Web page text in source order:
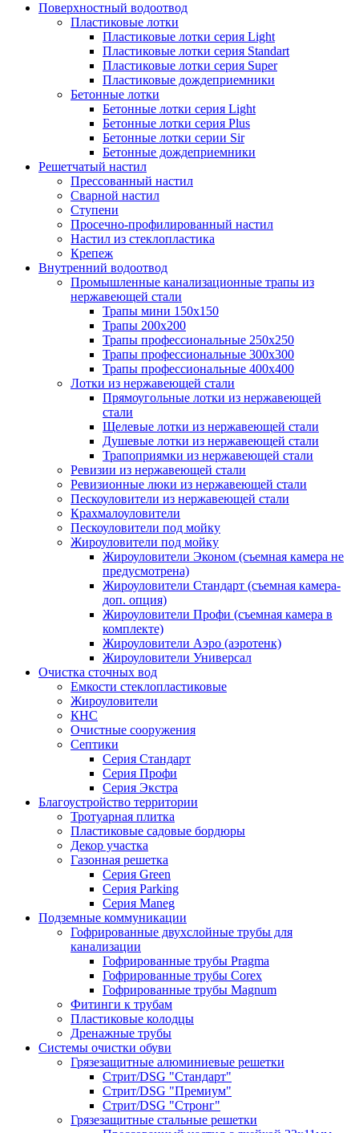
Поверхностный водоотвод
Пластиковые лотки
Пластиковые лотки серия Light
Пластиковые лотки серия Standart
Пластиковые лотки серия Super
Пластиковые дождеприемники
Бетонные лотки
Бетонные лотки серия Light
Бетонные лотки серия Plus
Бетонные лотки серии Sir
Бетонные дождеприемники
Решетчатый настил
Прессованный настил
Сварной настил
Ступени
Просечно-профилированный настил
Настил из стеклопластика
Крепеж
Внутренний водоотвод
Промышленные канализационные трапы из
нержавеющей стали
Трапы мини 150х150
Трапы 200х200
Трапы профессиональные 250х250
Трапы профессиональные 300х300
Трапы профессиональные 400х400
Лотки из нержавеющей стали
Прямоугольные лотки из нержавеющей
стали
Щелевые лотки из нержавеющей стали
Душевые лотки из нержавеющей стали
Трапоприямки из нержавеющей стали
Ревизии из нержавеющей стали
Ревизионные люки из нержавеющей стали
Пескоуловители из нержавеющей стали
Крахмалоуловители
Пескоуловители под мойку
Жироуловители под мойку
Жироуловители Эконом (съемная камера не
предусмотрена)
Жироуловители Стандарт (съемная камера-
доп. опция)
Жироуловители Профи (съемная камера в
комплекте)
Жироуловители Аэро (аэротенк)
Жироуловители Универсал
Очистка сточных вод
Емкости стеклопластиковые
Жироуловители
КНС
Очистные сооружения
Септики
Серия Стандарт
Серия Профи
Серия Экстра
Благоустройство территории
Тротуарная плитка
Пластиковые садовые бордюры
Декор участка
Газонная решетка
Серия Green
Серия Parking
Серия Maneg
Подземные коммуникации
Гофрированные двухслойные трубы для
канализации
Гофрированные трубы Pragma
Гофрированные трубы Corex
Гофрированные трубы Magnum
Фитинги к трубам
Пластиковые колодцы
Дренажные трубы
Системы очистки обуви
Грязезащитные алюминиевые решетки
Стрит/DSG "Стандарт"
Стрит/DSG "Премиум"
Стрит/DSG "Стронг"
Грязезащитные стальные решетки